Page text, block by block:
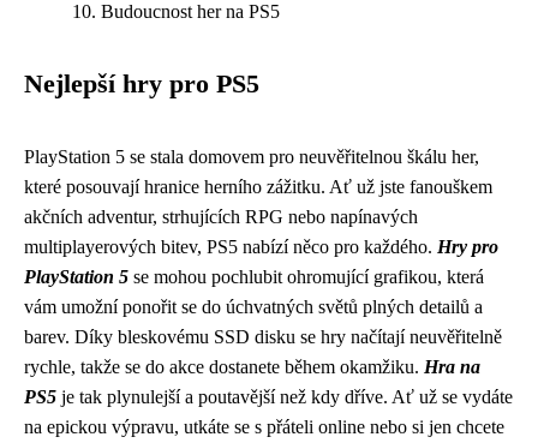
Budoucnost her na PS5
Nejlepší hry pro PS5
PlayStation 5 se stala domovem pro neuvěřitelnou škálu her,
které posouvají hranice herního zážitku. Ať už jste fanouškem
akčních adventur, strhujících RPG nebo napínavých
multiplayerových bitev, PS5 nabízí něco pro každého. Hry pro
PlayStation 5 se mohou pochlubit ohromující grafikou, která
vám umožní ponořit se do úchvatných světů plných detailů a
barev. Díky bleskovému SSD disku se hry načítají neuvěřitelně
rychle, takže se do akce dostanete během okamžiku. Hra na
PS5 je tak plynulejší a poutavější než kdy dříve. Ať už se vydáte
na epickou výpravu, utkáte se s přáteli online nebo si jen chcete